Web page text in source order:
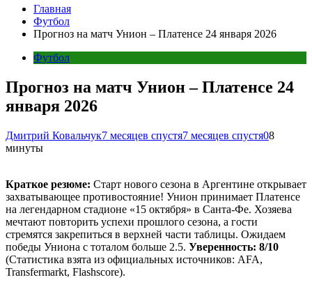
Главная
Футбол
Прогноз на матч Унион – Платенсе 24 января 2026
Футбол
Прогноз на матч Унион – Платенсе 24
января 2026
Дмитрий Ковальчук7 месяцев спустя7 месяцев спустя08
минуты
Краткое резюме: Старт нового сезона в Аргентине открывает
захватывающее противостояние! Унион принимает Платенсе
на легендарном стадионе «15 октября» в Санта-Фе. Хозяева
мечтают повторить успехи прошлого сезона, а гости
стремятся закрепиться в верхней части таблицы. Ожидаем
победы Униона с тоталом больше 2.5. Уверенность: 8/10
(Статистика взята из официальных источников: AFA,
Transfermarkt, Flashscore).